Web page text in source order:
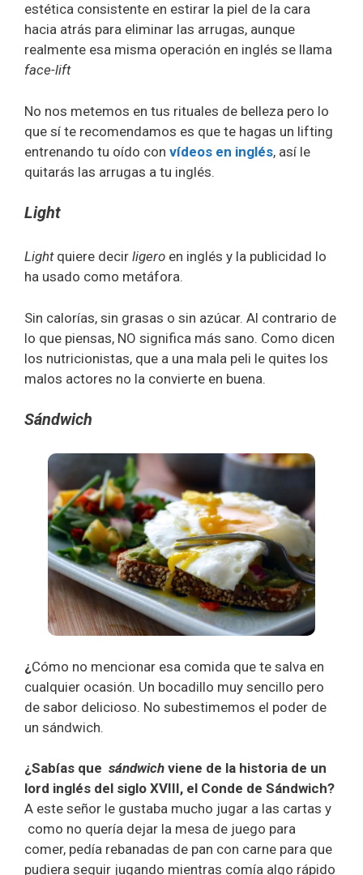
estética consistente en estirar la piel de la cara
hacia atrás para eliminar las arrugas, aunque
realmente esa misma operación en inglés se llama
face-lift
No nos metemos en tus rituales de belleza pero lo
que sí te recomendamos es que te hagas un lifting
entrenando tu oído con vídeos en inglés, así le
quitarás las arrugas a tu inglés.
Light
Lightquiere decir ligero en inglés y la publicidad lo
ha usado como metáfora.
Sin calorías, sin grasas o sin azúcar. Al contrario de
lo que piensas, NO significa más sano. Como dicen
los nutricionistas, que a una mala peli le quites los
malos actores no la convierte en buena.
Sándwich
¿ Cómo no mencionar esa comida que te salva en
cualquier ocasión. Un bocadillo muy sencillo pero
de sabor delicioso. No subestimemos el poder de
un sándwich.
¿Sabías que sándwich viene de la historia de un
lord inglés del siglo XVIII, el Conde de Sándwich?
A este señor le gustaba mucho jugar a las cartas y
como no quería dejar la mesa de juego para
comer, pedía rebanadas de pan con carne para que
pudiera seguir jugando mientras comía algo rápido